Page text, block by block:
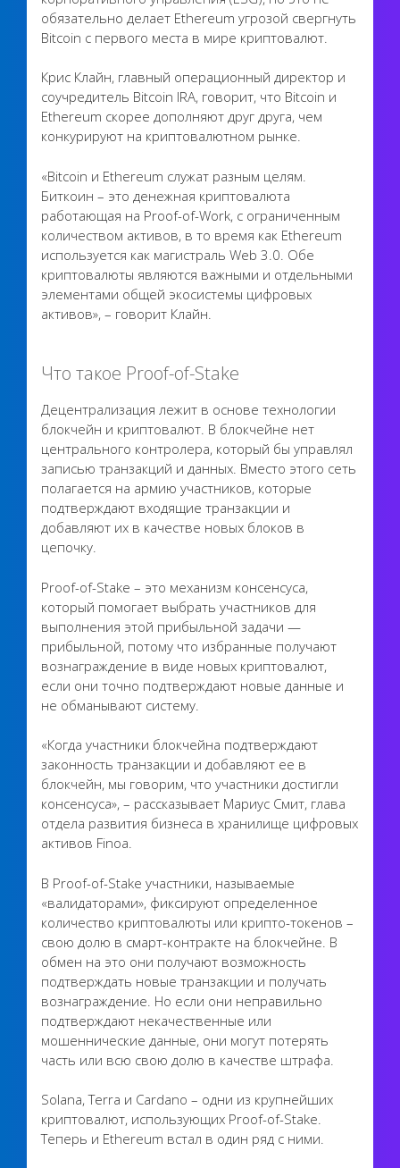
обязательно делает Ethereum угрозой свергнуть
Bitcoin с первого места в мире криптовалют.
Крис Клайн, главный операционный директор и
соучредитель Bitcoin IRA, говорит, что Bitcoin и
Ethereum скорее дополняют друг друга, чем
конкурируют на криптовалютном рынке.
«Bitcoin и Ethereum служат разным целям.
Биткоин – это денежная криптовалюта
работающая на Proof-of-Work, с ограниченным
количеством активов, в то время как Ethereum
используется как магистраль Web 3.0. Обе
криптовалюты являются важными и отдельными
элементами общей экосистемы цифровых
активов», – говорит Клайн.
Что такое Proof-of-Stake
Децентрализация лежит в основе технологии
блокчейн и криптовалют. В блокчейне нет
центрального контролера, который бы управлял
записью транзакций и данных. Вместо этого сеть
полагается на армию участников, которые
подтверждают входящие транзакции и
добавляют их в качестве новых блоков в
цепочку.
Proof-of-Stake – это механизм консенсуса,
который помогает выбрать участников для
выполнения этой прибыльной задачи —
прибыльной, потому что избранные получают
вознаграждение в виде новых криптовалют,
если они точно подтверждают новые данные и
не обманывают систему.
«Когда участники блокчейна подтверждают
законность транзакции и добавляют ее в
блокчейн, мы говорим, что участники достигли
консенсуса», – рассказывает Мариус Смит, глава
отдела развития бизнеса в хранилище цифровых
активов Finoa.
В Proof-of-Stake участники, называемые
«валидаторами», фиксируют определенное
количество криптовалюты или крипто-токенов –
свою долю в смарт-контракте на блокчейне. В
обмен на это они получают возможность
подтверждать новые транзакции и получать
вознаграждение. Но если они неправильно
подтверждают некачественные или
мошеннические данные, они могут потерять
часть или всю свою долю в качестве штрафа.
Solana, Terra и Cardano – одни из крупнейших
криптовалют, использующих Proof-of-Stake.
Теперь и Ethereum встал в один ряд с ними.